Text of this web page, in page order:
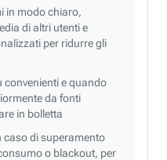
in modo chiaro,
di altri utenti e
per ridurre gli
convenienti e quando
da fonti
in bolletta
caso di superamento
o blackout, per